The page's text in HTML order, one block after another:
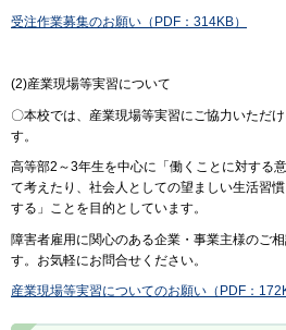
受注作業募集のお願い（PDF：314KB）
(2)産業現場等実習について
〇本校では、産業現場等実習にご協力いただ
す。
高等部2～3年生を中心に「働くことに対する
て考えたり、社会人としての望ましい生活習
する」ことを目的としています。
障害者雇用に関心のある企業・事業主様のご
す。お気軽にお問合せください。
産業現場等実習についてのお願い（PDF：